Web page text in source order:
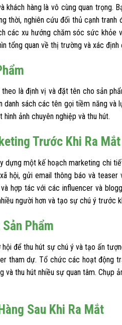
xem thêm +... xem thêm +
hàng là vô cùng quan trọng.
thời, nghiên cứu đối thủ cạnh
các xu hướng chăm sóc sức
tổng quan về thị trường và xác định
là định vị và đặt tên cho sản
danh sách các tên gọi tiềm năng
ảnh chuyên nghiệp và thu hút.
Trước Khi Ra Mắt
dựng một kế hoạch marketing chi
hội, gửi email thông báo và
hợp tác với các influencer và
người hơn và tạo sự chú ý trước
Phẩm
để thu hút sự chú ý và tạo ấn
tham dự. Tổ chức các hoạt động
và thu hút nhiều sự quan tâm.
Sau Khi Ra Mắt